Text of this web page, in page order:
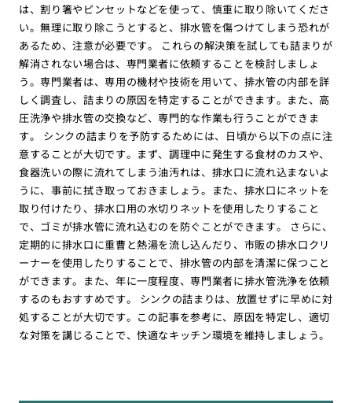
は、割り箸やピンセットなどを使って、慎重に取り除いてくださ
い。無理に取り除こうとすると、排水管を傷つけてしまう恐れが
あるため、注意が必要です。 これらの解決策を試しても詰まりが
解消されない場合は、専門業者に依頼することを検討しましょ
う。専門業者は、専用の機材や技術を用いて、排水管の内部を詳
しく調査し、詰まりの原因を特定することができます。また、高
圧洗浄や排水管の交換など、専門的な作業も行うことができま
す。 シンクの詰まりを予防するためには、日頃から以下の点に注
意することが大切です。まず、調理中に発生する食材のカスや、
食器洗いの際に流れてしまう油汚れは、排水口に流れ込まないよ
うに、事前に拭き取っておきましょう。また、排水口にネットを
取り付けたり、排水口用の水切りネットを使用したりすること
で、ゴミが排水管に流れ込むのを防ぐことができます。 さらに、
定期的に排水口に重曹と熱湯を流し込んだり、市販の排水口クリ
ーナーを使用したりすることで、排水管の内部を清潔に保つこと
ができます。また、年に一度程度、専門業者に排水管洗浄を依頼
するのもおすすめです。 シンクの詰まりは、放置せずに早めに対
処することが大切です。この記事を参考に、原因を特定し、適切
な対策を講じることで、快適なキッチン環境を維持しましょう。